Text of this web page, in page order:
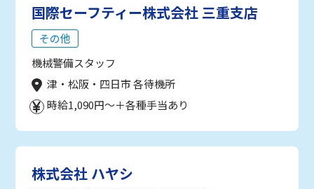
国際セーフティー株式会社 三重支店
その他
機械警備スタッフ
津・松阪・四日市 各待機所
時給1,090円～＋各種手当あり
株式会社 ハヤシ